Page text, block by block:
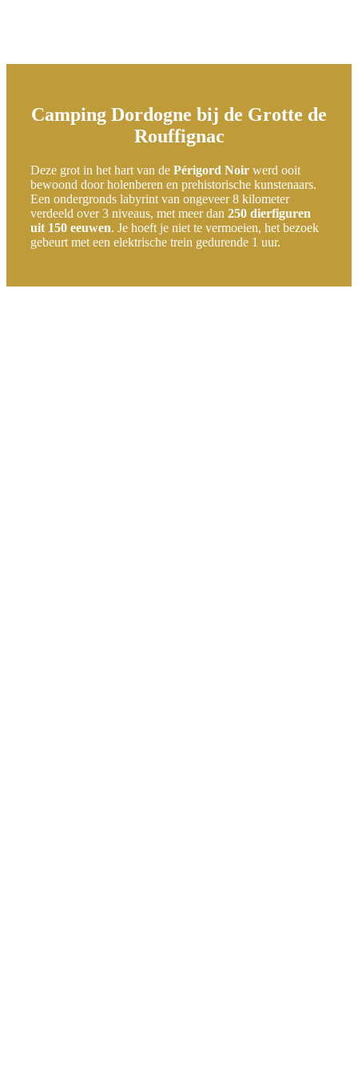
Camping Dordogne bij de Grotte de
Rouffignac
Deze grot in het hart van de Périgord Noir werd ooit
bewoond door holenberen en prehistorische kunstenaars.
Een ondergronds labyrint van ongeveer 8 kilometer
verdeeld over 3 niveaus, met meer dan 250 dierfiguren
uit 150 eeuwen. Je hoeft je niet te vermoeien, het bezoek
gebeurt met een elektrische trein gedurende 1 uur.